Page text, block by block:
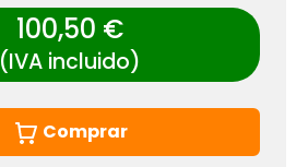
100,50 €
(IVA incluido)
Comprar